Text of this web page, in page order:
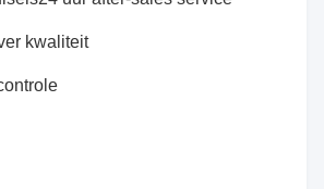
kwaliteit